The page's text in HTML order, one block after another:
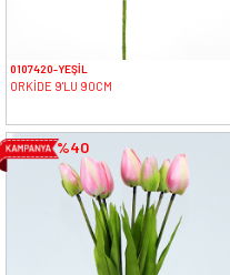
0107420-YEŞİL
ORKİDE 9'LU 90CM
%40